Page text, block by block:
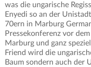
was die ungarische
Enyedi so an der
70ern in Marburg
Pressekonferenz vor
Marburg und ganz
Friend wird die
Baum sondern auch der